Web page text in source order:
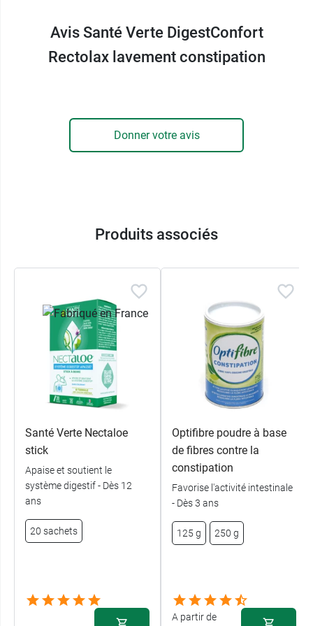
Caractéristiques des lavements
Dispositif médical de classe I
Flacon soufflet
comprimés DigestConfort Transit Santé
boite de 6 canules pour
lavement
Avis Santé Verte DigestConfort
Rectolax lavement constipation
Donner votre avis
Produits associés
Santé Verte Nectaloe
stick
Apaise et soutient le
système digestif - Dès 12
ans
20 sachets
Optifibre poudre à base
de fibres contre la
constipation
Favorise l'activité intestinale
- Dès 3 ans
125 g 250 g
A partir de